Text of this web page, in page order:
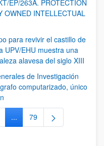
EP/263A. PROTECTION
OWNED INTELLECTUAL
para revivir el castillo de
UPV/EHU muestra una
alavesa del siglo XIII
de Investigación
computarizado, único
...Páginas intermedias Use
Página
79